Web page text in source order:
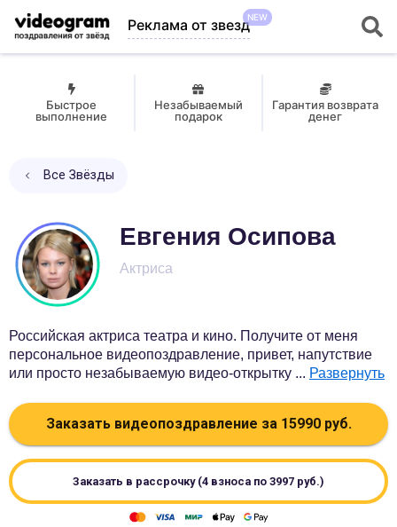
Реклама от звездNEW
Быстрое
выполнение
Незабываемый
подарок
Гарантия возврата
денег
Все Звёзды
Евгения Осипова
Актриса
Российская актриса театра и кино. Получите от меня
персональное видеопоздравление, привет, напутствие
или просто незабываемую видео-открытку ... Развернуть
Заказать видеопоздравление за 15990руб.
Заказать в рассрочку (4 взноса по 3997 руб.)